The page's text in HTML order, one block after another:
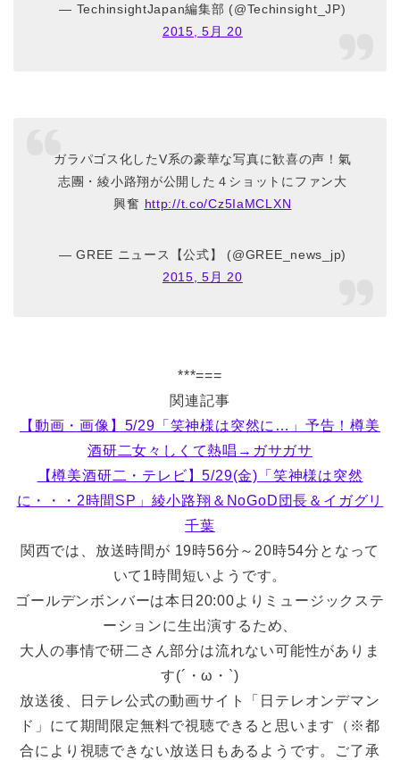
— TechinsightJapan編集部 (@Techinsight_JP)
2015, 5月 20
ガラパゴス化したV系の豪華な写真に歓喜の声！氣
志團・綾小路翔が公開した４ショットにファン大
興奮 http://t.co/Cz5IaMCLXN
— GREE ニュース【公式】 (@GREE_news_jp)
2015, 5月 20
***===
関連記事
【動画・画像】5/29「笑神様は突然に…」予告！樽美
酒研二女々しくて熱唱→ガサガサ
【樽美酒研二・テレビ】5/29(金)「笑神様は突然
に・・・2時間SP」綾小路翔＆NoGoD団長＆イガグリ
千葉
関西では、放送時間が 19時56分～20時54分となって
いて1時間短いようです。
ゴールデンボンバーは本日20:00よりミュージックステ
ーションに生出演するため、
大人の事情で研二さん部分は流れない可能性がありま
す(´・ω・`)
放送後、日テレ公式の動画サイト「日テレオンデマン
ド」にて期間限定無料で視聴できると思います（※都
合により視聴できない放送日もあるようです。ご了承